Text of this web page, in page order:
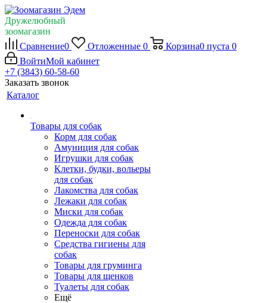
Дружелюбный
зоомагазин
Сравнение0 Отложенные 0 Корзина0 пуста 0
ВойтиМой кабинет
+7 (3843) 60-58-60
Заказать звонок
Каталог
Товары для собак
Корм для собак
Амуниция для собак
Игрушки для собак
Клетки, будки, вольеры
для собак
Лакомства для собак
Лежаки для собак
Миски для собак
Одежда для собак
Переноски для собак
Средства гигиены для
собак
Товары для груминга
Товары для щенков
Туалеты для собак
Ещё